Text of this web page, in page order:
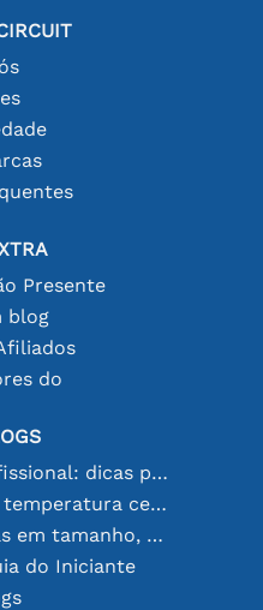
Presente
blog
do
Soldando como um profissional: dicas para conexões eletrônicas perfeitas
Escolhendo o sensor de temperatura certo [youtube]
Baterias 18650: Pequenas em tamanho, grandes em desempenho
do Iniciante